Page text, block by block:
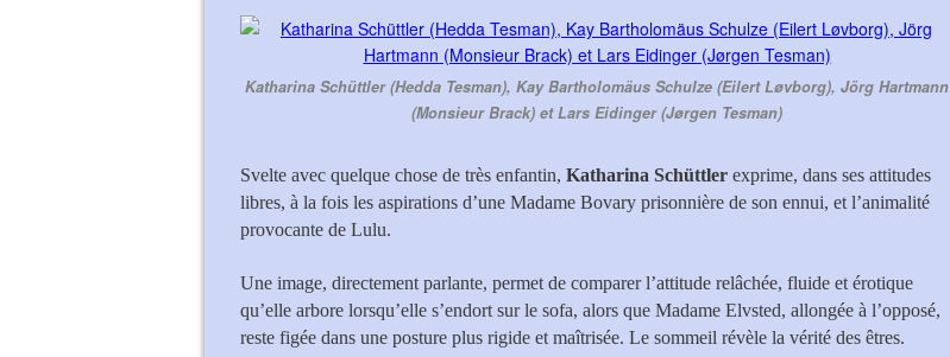
Katharina Schüttler (Hedda Tesman), Kay Bartholomäus Schulze (Eilert Løvborg), Jörg Hartmann
(Monsieur Brack) et Lars Eidinger (Jørgen Tesman)
Svelte avec quelque chose de très enfantin, Katharina Schüttler exprime, dans ses attitudes
libres, à la fois les aspirations d’une Madame Bovary prisonnière de son ennui, et l’animalité
provocante de Lulu.
Une image, directement parlante, permet de comparer l’attitude relâchée, fluide et érotique
qu’elle arbore lorsqu’elle s’endort sur le sofa, alors que Madame Elvsted, allongée à l’opposé,
reste figée dans une posture plus rigide et maîtrisée. Le sommeil révèle la vérité des êtres.